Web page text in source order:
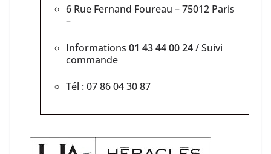
6 Rue Fernand Foureau – 75012 Paris
–
Informations 01 43 44 00 24/ Suivi
commande
Tél : 07 86 04 30 87